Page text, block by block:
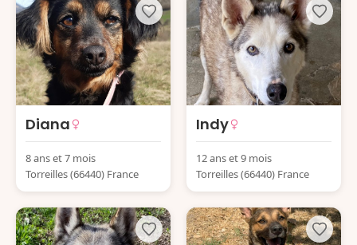
Diana
8 ans et 7 mois
Torreilles (66440) France
Indy
12 ans et 9 mois
Torreilles (66440) France